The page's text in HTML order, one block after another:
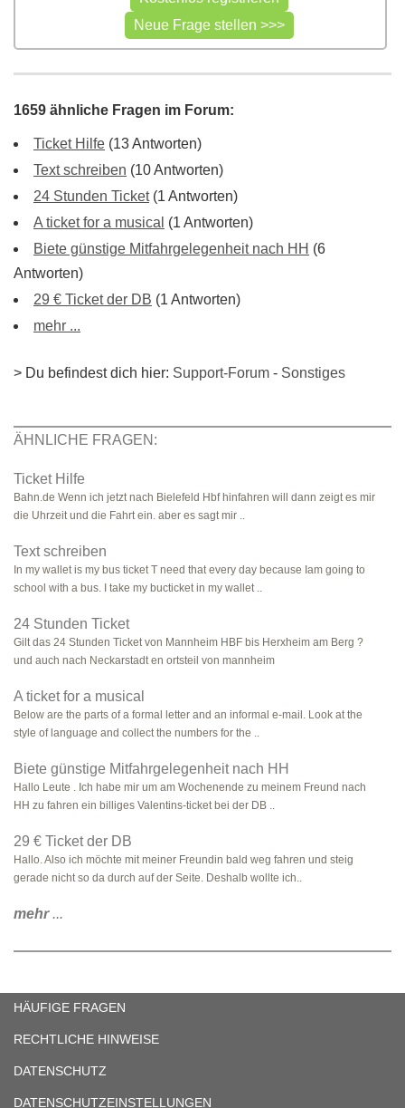
1659 ähnliche Fragen im Forum:
Ticket Hilfe (13 Antworten)
Text schreiben (10 Antworten)
24 Stunden Ticket(1 Antworten)
A ticket for a musical (1 Antworten)
Biete günstige Mitfahrgelegenheit nach HH (6
Antworten)
29 € Ticket der DB (1 Antworten)
mehr ...
> Du befindest dich hier: Support-Forum - Sonstiges
ÄHNLICHE FRAGEN:
Ticket Hilfe
Bahn.de Wenn ich jetzt nach Bielefeld Hbf hinfahren will dann zeigt es mir
die Uhrzeit und die Fahrt ein. aber es sagt mir ..
Text schreiben
In my wallet is my bus ticket T need that every day because Iam going to
school with a bus. I take my bucticket in my wallet ..
24 Stunden Ticket
Gilt das 24 Stunden Ticket von Mannheim HBF bis Herxheim am Berg ?
und auch nach Neckarstadt en ortsteil von mannheim
A ticket for a musical
Below are the parts of a formal letter and an informal e-mail. Look at the
style of language and collect the numbers for the ..
Biete günstige Mitfahrgelegenheit nach HH
Hallo Leute . Ich habe mir um am Wochenende zu meinem Freund nach
HH zu fahren ein billiges Valentins-ticket bei der DB ..
29 € Ticket der DB
Hallo. Also ich möchte mit meiner Freundin bald weg fahren und steig
gerade nicht so da durch auf der Seite. Deshalb wollte ich..
mehr...
HÄUFIGE FRAGEN
RECHTLICHE HINWEISE
DATENSCHUTZ
DATENSCHUTZEINSTELLUNGEN